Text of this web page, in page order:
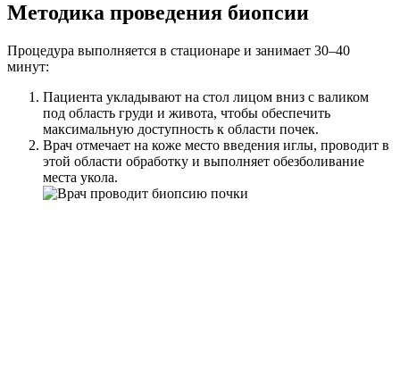
Методика проведения биопсии
Процедура выполняется в стационаре и занимает 30–40
минут:
Пациента укладывают на стол лицом вниз с валиком
под область груди и живота, чтобы обеспечить
максимальную доступность к области почек.
Врач отмечает на коже место введения иглы, проводит в
этой области обработку и выполняет обезболивание
места укола.